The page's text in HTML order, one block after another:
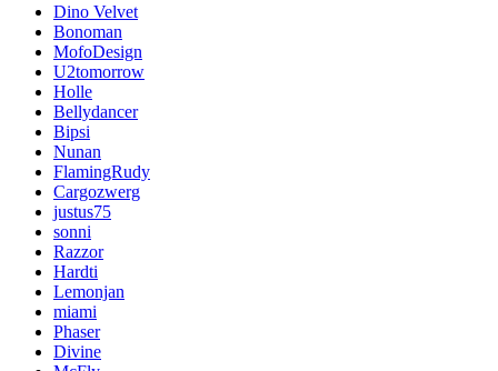
Dino Velvet
Bonoman
MofoDesign
U2tomorrow
Holle
Bellydancer
Bipsi
Nunan
FlamingRudy
Cargozwerg
justus75
sonni
Razzor
Hardti
Lemonjan
miami
Phaser
Divine